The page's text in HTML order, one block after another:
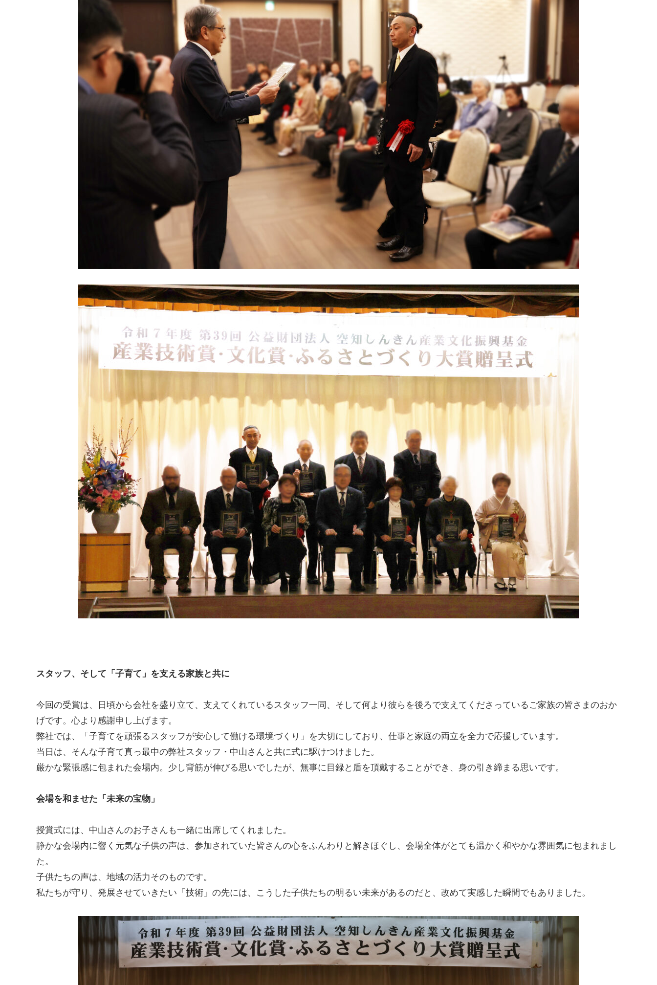
スタッフ、そして「子育て」を支える家族と共に
今回の受賞は、日頃から会社を盛り立て、支えてくれているスタッフ一同、そして何より彼らを後ろで支えてくださっているご家族の皆さまのおか
げです。心より感謝申し上げます。
弊社では、「子育てを頑張るスタッフが安心して働ける環境づくり」を大切にしており、仕事と家庭の両立を全力で応援しています。
当日は、そんな子育て真っ最中の弊社スタッフ・中山さんと共に式に駆けつけました。
厳かな緊張感に包まれた会場内。少し背筋が伸びる思いでしたが、無事に目録と盾を頂戴することができ、身の引き締まる思いです。
会場を和ませた「未来の宝物」
授賞式には、中山さんのお子さんも一緒に出席してくれました。
静かな会場内に響く元気な子供の声は、参加されていた皆さんの心をふんわりと解きほぐし、会場全体がとても温かく和やかな雰囲気に包まれまし
た。
子供たちの声は、地域の活力そのものです。
私たちが守り、発展させていきたい「技術」の先には、こうした子供たちの明るい未来があるのだと、改めて実感した瞬間でもありました。